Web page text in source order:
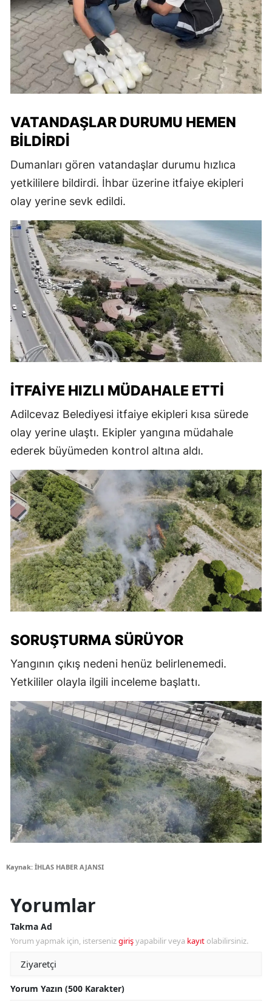
VATANDAŞLAR DURUMU HEMEN
BILDIRDI
Dumanları gören vatandaşlar durumu hızlıca
yetkililere bildirdi. İhbar üzerine itfaiye ekipleri
olay yerine sevk edildi.
İTFAIYE HIZLI MÜDAHALE ETTI
Adilcevaz Belediyesi itfaiye ekipleri kısa sürede
olay yerine ulaştı. Ekipler yangına müdahale
ederek büyümeden kontrol altına aldı.
SORUŞTURMA SÜRÜYOR
Yangının çıkış nedeni henüz belirlenemedi.
Yetkililer olayla ilgili inceleme başlattı.
Kaynak: İHLAS HABER AJANSI
Yorumlar
Takma Ad
Yorum yapmak için, istersenizgirişyapabilir veya kayıt olabilirsiniz.
Yorum Yazın (500 Karakter)